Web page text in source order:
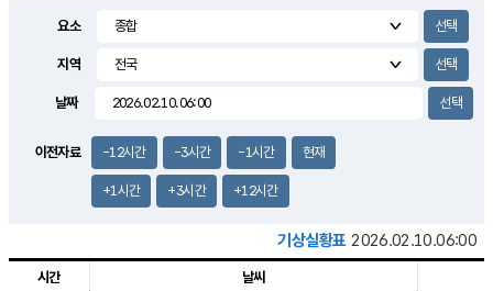
2.7m/s
요소
지역
날짜
이전자료 -12시간 -3시간 -1시간 현재
+1시간 +3시간 +12시간
기상실황표 2026.02.10.06:00
시간 날씨